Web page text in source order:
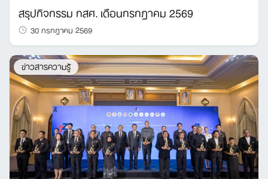
สรุปกิจกรรม กสศ. เดือนกรกฎาคม 2569
30 กรกฎาคม 2569
ข่าวสารความรู้